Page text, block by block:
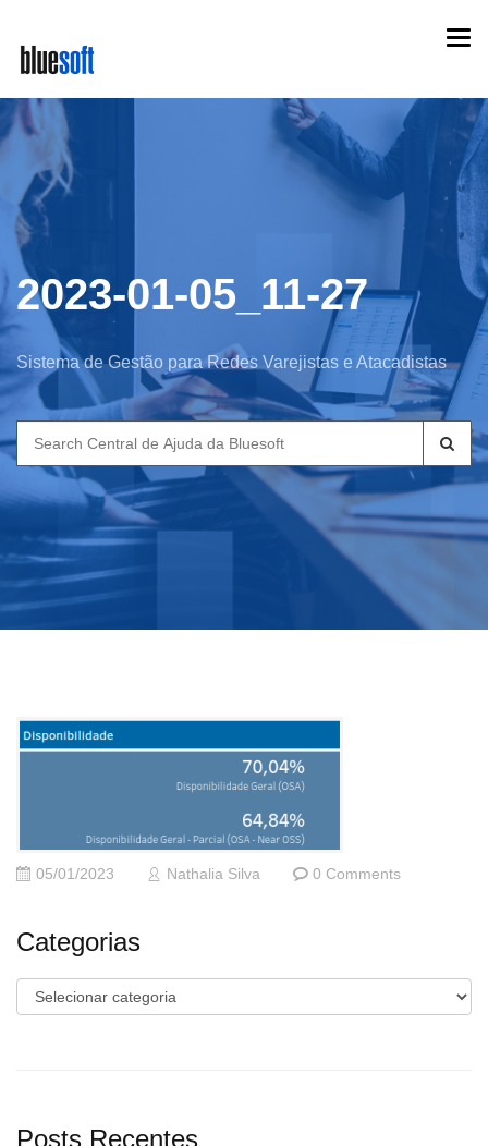
main
content
2023-01-05_11-27
Sistema de Gestão para Redes Varejistas e Atacadistas
Search
for:
05/01/2023 Nathalia Silva 0 Comments
Categorias
Categorias
Posts Recentes